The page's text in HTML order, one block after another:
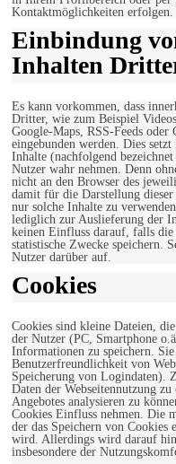
Kontaktmöglichkeiten erfolgen.
Einbindung
Inhalten
Es kann vorkommen, dass
Dritter, wie zum Beispiel
Google-Maps, RSS-Feeds oder
eingebunden werden. Dies
Inhalte (nachfolgend
Nutzer wahr nehmen. Denn
nicht an den Browser des
damit für die Darstellung
nur solche Inhalte zu
lediglich zur Auslieferung der
keinen Einfluss darauf, falls
statistische Zwecke speichern.
Nutzer darüber auf.
Cookies
Cookies sind kleine Dateien,
der Nutzer (PC, Smartphone
Informationen zu speichern.
Benutzerfreundlichkeit von
Speicherung von Logindaten).
Daten der Webseitennutzung zu
Angebotes analysieren zu
Cookies Einfluss nehmen. Die
der das Speichern von
wird. Allerdings wird darauf
insbesondere der